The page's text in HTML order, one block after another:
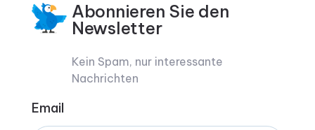
Abonnieren Sie den
Newsletter
Kein Spam, nur interessante
Nachrichten
Email